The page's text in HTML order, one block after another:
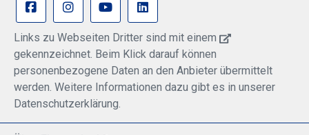
Links zu Webseiten Dritter sind mit einem
gekennzeichnet. Beim Klick darauf können
personenbezogene Daten an den Anbieter übermittelt
werden. Weitere Informationen dazu gibt es in unserer
Datenschutzerklärung.